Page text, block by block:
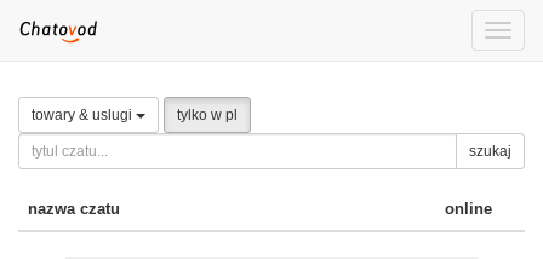
Toggle
towary & uslugi tylko w pl
szukaj
nazwa czatu online